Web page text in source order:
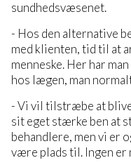
sundhedsvæsenet.
- Hos den alternative
med klienten, tid til at
menneske. Her har
hos lægen, man
- Vi vil tilstræbe at
sit eget stærke ben at
behandlere, men vi er
være plads til. Ingen er